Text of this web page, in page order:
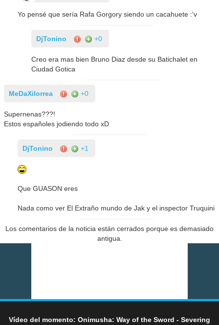
Yo pensé que sería Rafa Gorgory siendo un cacahuete :'v
DjTonino +0
Creo era mas bien Bruno Diaz desde su Batichalet en
Ciudad Gotica
MeDaXilorrea +0
Supernenas???!
Estos españoles jodiendo todo xD
DjTonino +1
Que GUASON eres
Nada como ver El Extraño mundo de Jak y el inspector Truquini
Los comentarios de la noticia están cerrados porque es demasiado
antigua.
Vídeo del momento: Onimusha: Way of the Sword - Severing